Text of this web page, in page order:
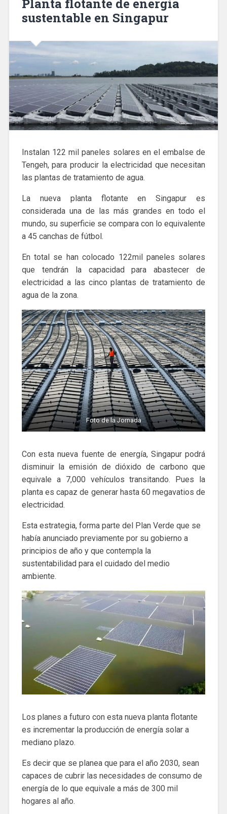
Planta flotante de energía
sustentable en Singapur
Instalan 122 mil paneles solares en el embalse de
Tengeh, para producir la electricidad que necesitan
las plantas de tratamiento de agua.
La nueva planta flotante en Singapur es
considerada una de las más grandes en todo el
mundo, su superficie se compara con lo equivalente
a 45 canchas de fútbol.
En total se han colocado 122mil paneles solares
que tendrán la capacidad para abastecer de
electricidad a las cinco plantas de tratamiento de
agua de la zona.
Foto de la Jornada
Con esta nueva fuente de energía, Singapur podrá
disminuir la emisión de dióxido de carbono que
equivale a 7,000 vehículos transitando. Pues la
planta es capaz de generar hasta 60 megavatios de
electricidad.
Esta estrategia, forma parte del Plan Verde que se
había anunciado previamente por su gobierno a
principios de año y que contempla la
sustentabilidad para el cuidado del medio
ambiente.
Los planes a futuro con esta nueva planta flotante
es incrementar la producción de energía solar a
mediano plazo.
Es decir que se planea que para el año 2030, sean
capaces de cubrir las necesidades de consumo de
energía de lo que equivale a más de 300 mil
hogares al año.